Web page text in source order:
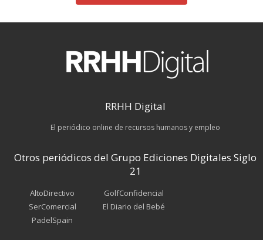
RRHH Digital
El periódico online de recursos humanos y empleo
Otros periódicos del Grupo Ediciones Digitales Siglo
21
AltoDirectivo
SerComercial
PadelSpain
GolfConfidencial
El Diario del Bebé